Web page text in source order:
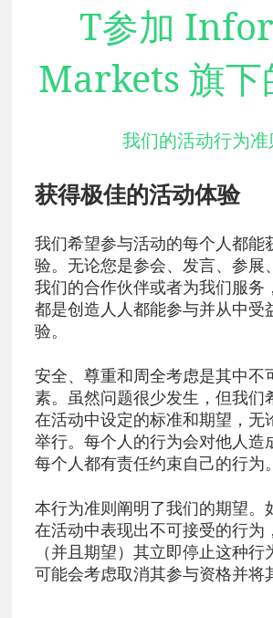
T参加
Markets 旗下
我们的活动行为准
获得极佳的活动体验
我们希望参与活动的每个人都能
验。无论您是参会、发言、参展
我们的合作伙伴或者为我们服务
都是创造人人都能参与并从中受
验。
安全、尊重和周全考虑是其中不
素。虽然问题很少发生，但我们
在活动中设定的标准和期望，无
举行。每个人的行为会对他人造
每个人都有责任约束自己的行为。
本行为准则阐明了我们的期望。
在活动中表现出不可接受的行为
（并且期望）其立即停止这种行
可能会考虑取消其参与资格并将